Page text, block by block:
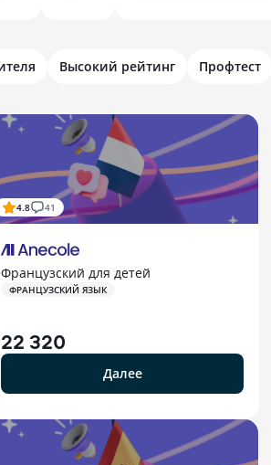
Высокий рейтинг Профтест
4.8 41
Французский для детей
ФРАНЦУЗСКИЙ ЯЗЫК
22 320
Далее